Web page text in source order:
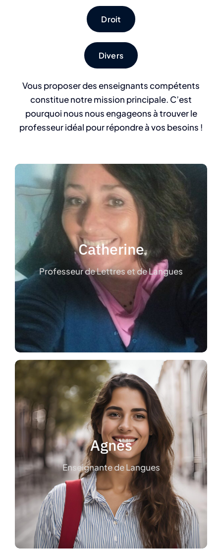
Droit
Divers
Vous proposer des enseignants compétents
constitue notre mission principale. C’est
pourquoi nous nous engageons à trouver le
professeur idéal pour répondre à vos besoins !
Catherine
Professeur de Lettres et de Langues
Catherine
Diplomée d’un Master négociations
internationales, j’ai eu de multiples
expériences professionnelles.
Je donne des cours de lettres et de langues
sur la zone de Aix en Provence.
Agnès
Enseignante de Langues
Agnès
Je suis en 4ème année à Science Po
Aix, spécialité Politique
européenne.
Je donne des cours d’Histoire, d’Anglais et
d’Espagnol jusqu’en Terminale. Je peux
également enseigner jusqu’au niveau
collège toutes matières confondues sur
Aix en Provence.